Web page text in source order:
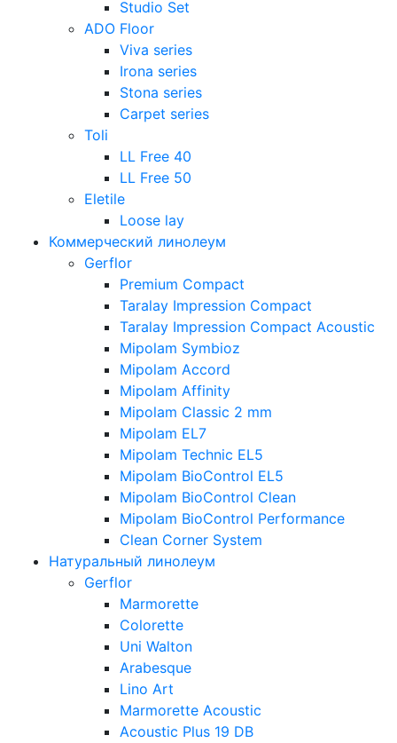
Studio Set
ADO Floor
Viva series
Irona series
Stona series
Carpet series
Toli
LL Free 40
LL Free 50
Eletile
Loose lay
Коммерческий линолеум
Gerflor
Premium Compact
Taralay Impression Compact
Taralay Impression Compact Acoustic
Mipolam Symbioz
Mipolam Accord
Mipolam Affinity
Mipolam Classic 2 mm
Mipolam EL7
Mipolam Technic EL5
Mipolam BioControl EL5
Mipolam BioControl Clean
Mipolam BioControl Performance
Clean Corner System
Натуральный линолеум
Gerflor
Marmorette
Colorette
Uni Walton
Arabesque
Lino Art
Marmorette Acoustic
Acoustic Plus 19 DB